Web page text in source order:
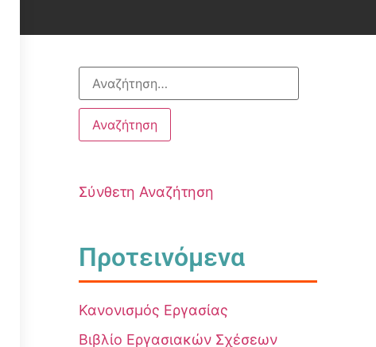
Σύνθετη Αναζήτηση
Προτεινόμενα
Κανονισμός Εργασίας
Βιβλίο Εργασιακών Σχέσεων